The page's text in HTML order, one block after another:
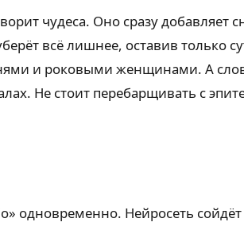
чудеса. Оно сразу добавляет
всё лишнее, оставив только
и роковыми женщинами. А
Не стоит перебарщивать с
одновременно. Нейросеть